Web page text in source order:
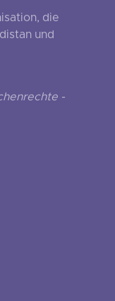
die
und
-